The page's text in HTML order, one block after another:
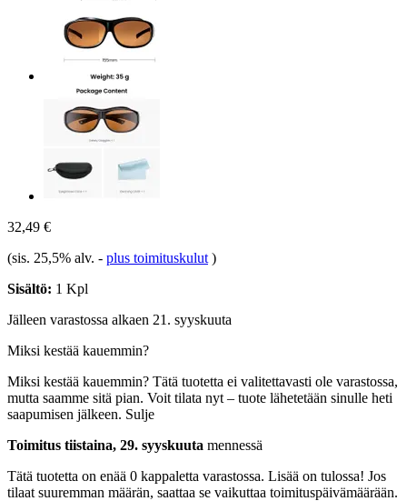
32,49 €
(sis. 25,5% alv. - plus toimituskulut )
Sisältö: 1 Kpl
Jälleen varastossa alkaen 21. syyskuuta
Miksi kestää kauemmin?
Miksi kestää kauemmin? Tätä tuotetta ei valitettavasti ole varastossa,
mutta saamme sitä pian. Voit tilata nyt – tuote lähetetään sinulle heti
saapumisen jälkeen. Sulje
Toimitus tiistaina, 29. syyskuuta mennessä
Tätä tuotetta on enää 0 kappaletta varastossa. Lisää on tulossa! Jos
tilaat suuremman määrän, saattaa se vaikuttaa toimituspäivämäärään.